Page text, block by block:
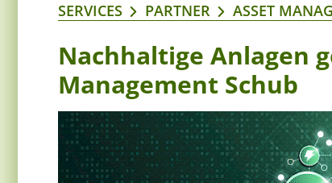
SERVICES PARTNER ASSET
Nachhaltige Anlagen
Management Schub